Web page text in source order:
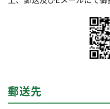
郵送先